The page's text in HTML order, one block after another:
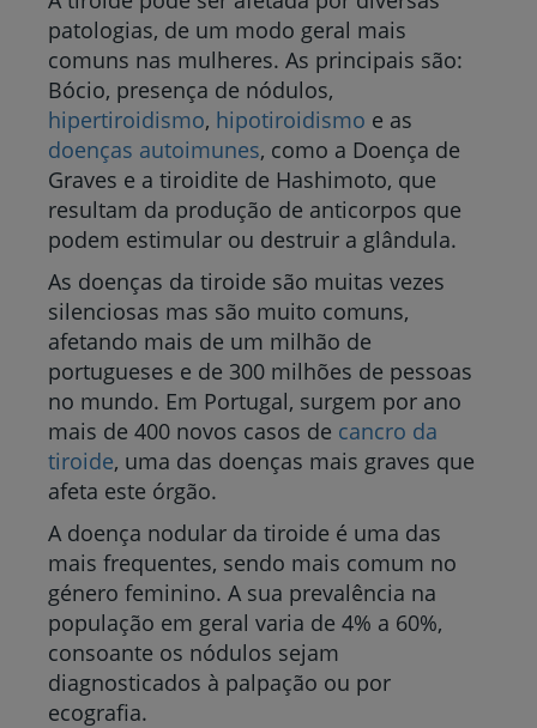
patologias, de um modo geral mais
comuns nas mulheres. As principais são:
Bócio, presença de nódulos,
hipertiroidismo, hipotiroidismo e as
doenças autoimunes, como a Doença de
Graves e a tiroidite de Hashimoto, que
resultam da produção de anticorpos que
podem estimular ou destruir a glândula.
As doenças da tiroide são muitas vezes
silenciosas mas são muito comuns,
afetando mais de um milhão de
portugueses e de 300 milhões de pessoas
no mundo. Em Portugal, surgem por ano
mais de 400 novos casos de cancro da
tiroide, uma das doenças mais graves que
afeta este órgão.
A doença nodular da tiroide é uma das
mais frequentes, sendo mais comum no
género feminino. A sua prevalência na
população em geral varia de 4% a 60%,
consoante os nódulos sejam
diagnosticados à palpação ou por
ecografia.